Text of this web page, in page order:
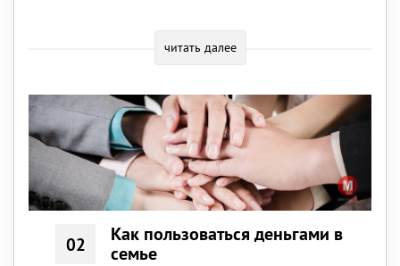
читать далее
02
Как пользоваться деньгами в
семье